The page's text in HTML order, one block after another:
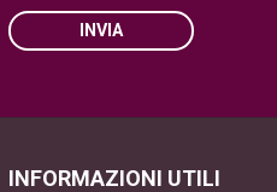
INVIA
INFORMAZIONI UTILI